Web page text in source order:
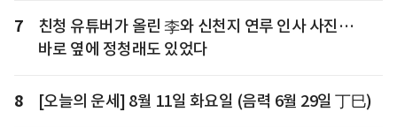
7
친청 유튜버가 올린 李와 신천지 연루 인사 사진…
바로 옆에 정청래도 있었다
8 [오늘의 운세] 8월 11일 화요일 (음력 6월 29일 丁巳)